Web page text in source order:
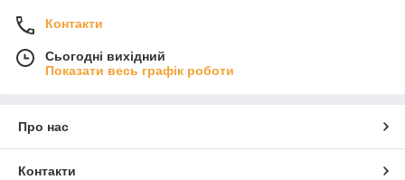
Контакти
Сьогодні вихідний
Показати весь графік роботи
Про нас
Контакти